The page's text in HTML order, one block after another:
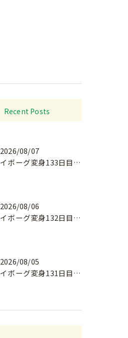
Recent Posts
2026/08/07
サイボーグ変身133日目.広島.原爆.81年.インターハイ初日.金曜の朝〜
2026/08/06
サイボーグ変身132日目.お知らせ.和歌山.インターハイ.柔道開幕…木曜の朝〜
2026/08/05
サイボーグ変身131日目.甲子園開幕.日曜.リラクゼーション柔.水曜の朝〜